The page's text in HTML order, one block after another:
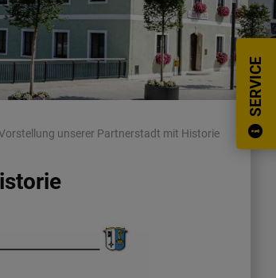
SERVICE
unserer Partnerstadt mit Historie